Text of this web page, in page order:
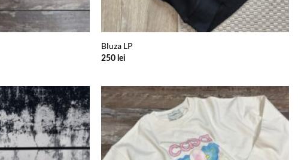
Bluza LP
250 lei
Add to
wishlist
Add to
wishlist